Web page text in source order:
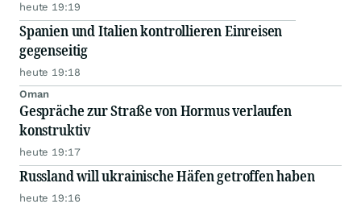
heute 19:19
Spanien und Italien kontrollieren Einreisen
gegenseitig
heute 19:18
Oman
Gespräche zur Straße von Hormus verlaufen
konstruktiv
heute 19:17
Russland will ukrainische Häfen getroffen haben
heute 19:16